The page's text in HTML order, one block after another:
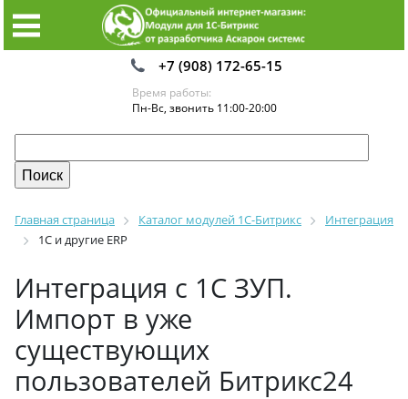
+7 (908) 172-65-15
Время работы:
Пн-Вс, звонить 11:00-20:00
Главная страница Каталог модулей 1С-Битрикс
Интеграция
1С и другие ERP
Интеграция c 1С ЗУП.
Импорт в уже
существующих
пользователей Битрикс24